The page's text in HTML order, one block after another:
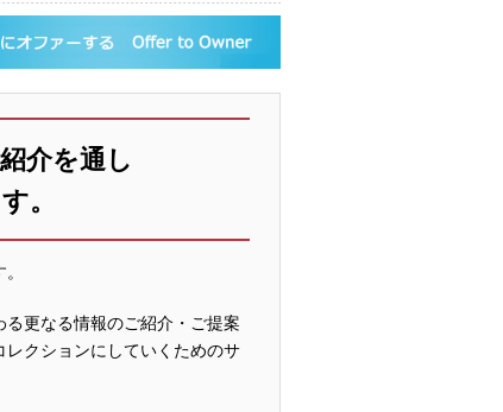
介を通し
。
更なる情報のご紹介・ご提案
クションにしていくためのサ